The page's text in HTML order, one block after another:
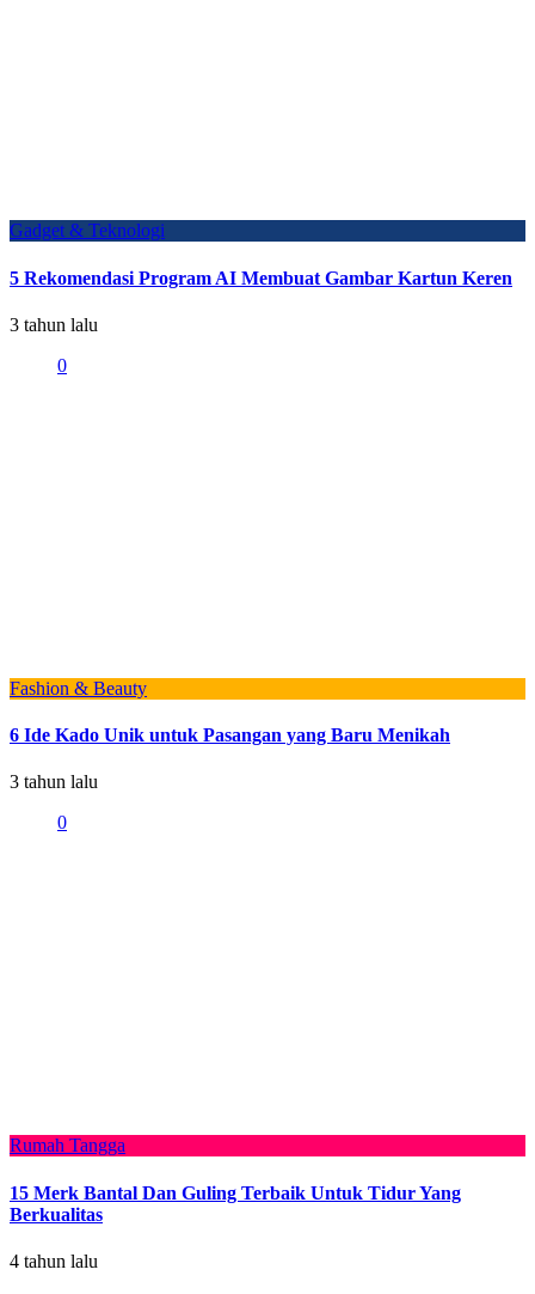
Gadget & Teknologi
5 Rekomendasi Program AI Membuat Gambar Kartun Keren
3 tahun lalu
0
Fashion & Beauty
6 Ide Kado Unik untuk Pasangan yang Baru Menikah
3 tahun lalu
0
Rumah Tangga
15 Merk Bantal Dan Guling Terbaik Untuk Tidur Yang
Berkualitas
4 tahun lalu